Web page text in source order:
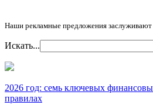
Наши рекламные предложения
Искать...
2026 год: семь ключевых
правилах